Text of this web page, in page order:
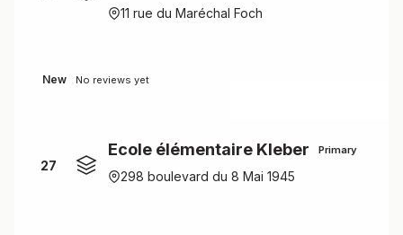
11 rue du Maréchal Foch
New No reviews yet
27
Ecole élémentaire Kleber Primary
298 boulevard du 8 Mai 1945